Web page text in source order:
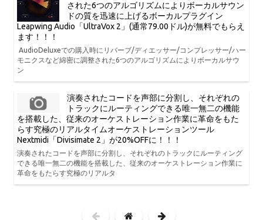
された6つのアルゴリズムによりボーカルサウン
ドの質を迅速に上げるボーカルプラグイン
Leapwing Audio「UltraVox 2」(通常79.00ドル)が無料でもらえ
ます！！！
AudioDeluxeでの購入時にリバーブ/ディエッサー/コンプレッサー/ハー
モニクスなど綿密に調整された6つのアルゴリズムによりボーカルサウ
ン
演奏されたコードを声部に分割し、それぞれの
トラックにルーティングできる唯一無二の機能
を搭載した、従来のオーケストレーション作業に革命をもた
らす究極のリアルタイムオーケストレーションツール
Nextmidi「Divisimate 2」が20%OFFに！！！
演奏されたコードを声部に分割し、それぞれのトラックにルーティング
できる唯一無二の機能を搭載した、従来のオーケストレーション作業に
革命をもたらす究極のリアルタ